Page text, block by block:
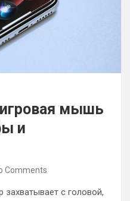
мышь
и
Comments
с головой,